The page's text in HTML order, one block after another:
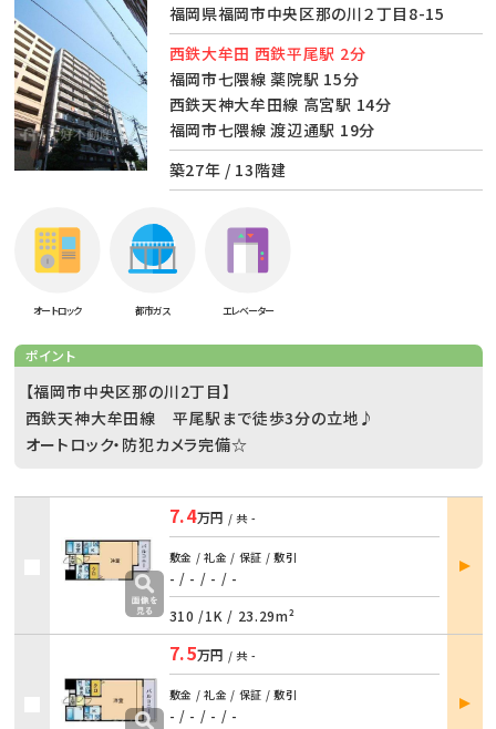
福岡県福岡市中央区那の川２丁目8-15
西鉄大牟田 西鉄平尾駅 2分
福岡市七隈線 薬院駅 15分
西鉄天神大牟田線 高宮駅 14分
福岡市七隈線 渡辺通駅 19分
築27年 / 13階建
オートロック 都市ガス エレベーター
ポイント
【福岡市中央区那の川2丁目】
西鉄天神大牟田線 平尾駅まで徒歩3分の立地♪
オートロック・防犯カメラ完備☆
7.4万円 / 共 -
敷金 / 礼金 / 保証 / 敷引
- / - / - / -
310 /1K / 23.29m²
部屋
詳細
7.5万円 / 共 -
敷金 / 礼金 / 保証 / 敷引
- / - / - / -
部屋
詳細